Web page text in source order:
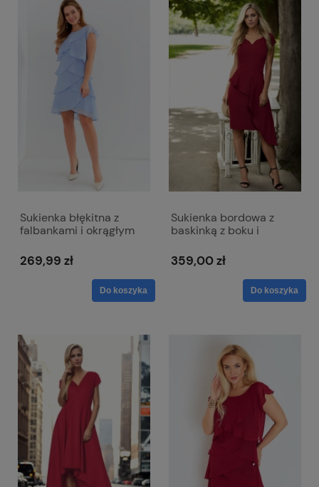
Sukienka błękitna z
falbankami i okrągłym
269,99 zł
Do koszyka
Sukienka bordowa z
baskinką z boku i
Victoria
359,00 zł
Do koszyka